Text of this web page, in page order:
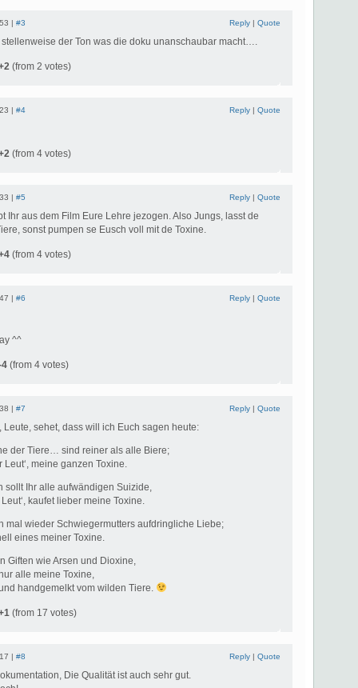
| #3 Reply | Quote
der Ton was die doku unanschaubar macht….
(from 2 votes)
| #4 Reply | Quote
(from 4 votes)
| #5 Reply | Quote
Ihr aus dem Film Eure Lehre jezogen. Also Jungs, lasst de
sonst pumpen se Eusch voll mit de Toxine.
(from 4 votes)
| #6 Reply | Quote
^^
4 (from 4 votes)
| #7 Reply | Quote
Leute, sehet, dass will ich Euch sagen heute:
der Tiere… sind reiner als alle Biere;
Leut‘, meine ganzen Toxine.
sollt Ihr alle aufwändigen Suizide,
kaufet lieber meine Toxine.
mal wieder Schwiegermutters aufdringliche Liebe;
eines meiner Toxine.
Giften wie Arsen und Dioxine,
alle meine Toxine,
handgemelkt vom wilden Tiere.
(from 17 votes)
| #8 Reply | Quote
Die Qualität ist auch sehr gut.